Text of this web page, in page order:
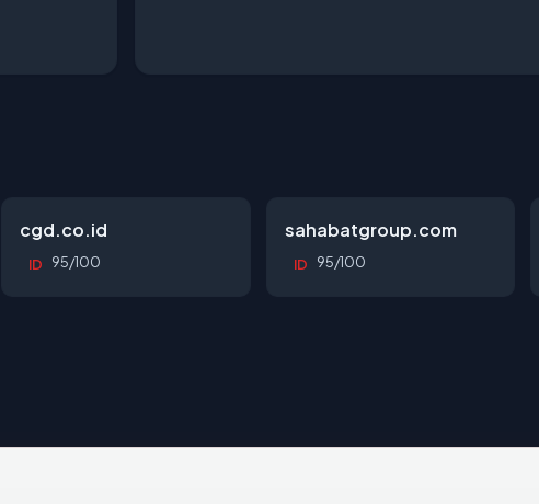
cgd.co.id
ID 95/100
sahabatgroup.com
ID 95/100